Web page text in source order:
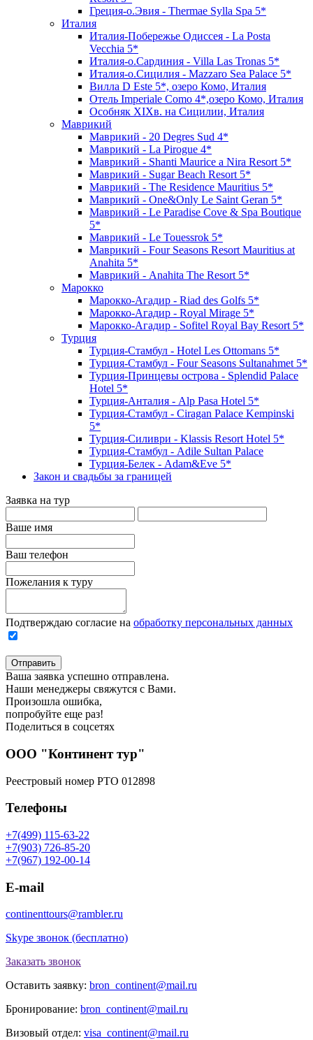
Греция-о.Эвия - Thermae Sylla Spa 5*
Италия
Италия-Побережье Одиссея - La Posta
Vecchia 5*
Италия-о.Сардиния - Villa Las Tronas 5*
Италия-о.Сицилия - Mazzaro Sea Palace 5*
Вилла D Este 5*, озеро Комо, Италия
Отель Imperiale Como 4*,озеро Комо, Италия
Особняк XIXв. на Сицилии, Италия
Маврикий
Маврикий - 20 Degres Sud 4*
Маврикий - La Pirogue 4*
Маврикий - Shanti Maurice a Nira Resort 5*
Маврикий - Sugar Beach Resort 5*
Маврикий - The Residence Mauritius 5*
Маврикий - One&Only Le Saint Geran 5*
Маврикий - Le Paradise Cove & Spa Boutique
5*
Маврикий - Le Touessrok 5*
Маврикий - Four Seasons Resort Mauritius at
Anahita 5*
Маврикий - Anahita The Resort 5*
Марокко
Марокко-Агадир - Riad des Golfs 5*
Марокко-Агадир - Royal Mirage 5*
Марокко-Агадир - Sofitel Royal Bay Resort 5*
Турция
Турция-Стамбул - Hotel Les Ottomans 5*
Турция-Стамбул - Four Seasons Sultanahmet 5*
Турция-Принцевы острова - Splendid Palace
Hotel 5*
Турция-Анталия - Alp Pasa Hotel 5*
Турция-Стамбул - Ciragan Palace Kempinski
5*
Турция-Силиври - Klassis Resort Hotel 5*
Турция-Стамбул - Adile Sultan Palace
Турция-Белек - Adam&Eve 5*
Закон и свадьбы за границей
Заявка на тур
Ваше имя
Ваш телефон
Пожелания к туру
Подтверждаю согласие на обработку персональных данных
Отправить
Ваша заявка успешно отправлена.
Наши менеджеры свяжутся с Вами.
Произошла ошибка,
попробуйте еще раз!
Поделиться в соцсетях
ООО "Континент тур"
Реестровый номер РТО 012898
Телефоны
+7(499) 115-63-22
+7(903) 726-85-20
+7(967) 192-00-14
E-mail
continenttours@rambler.ru
Skype звонок (бесплатно)
Заказать звонок
Оставить заявку: bron_continent@mail.ru
Бронирование: bron_continent@mail.ru
Визовый отдел: visa_continent@mail.ru